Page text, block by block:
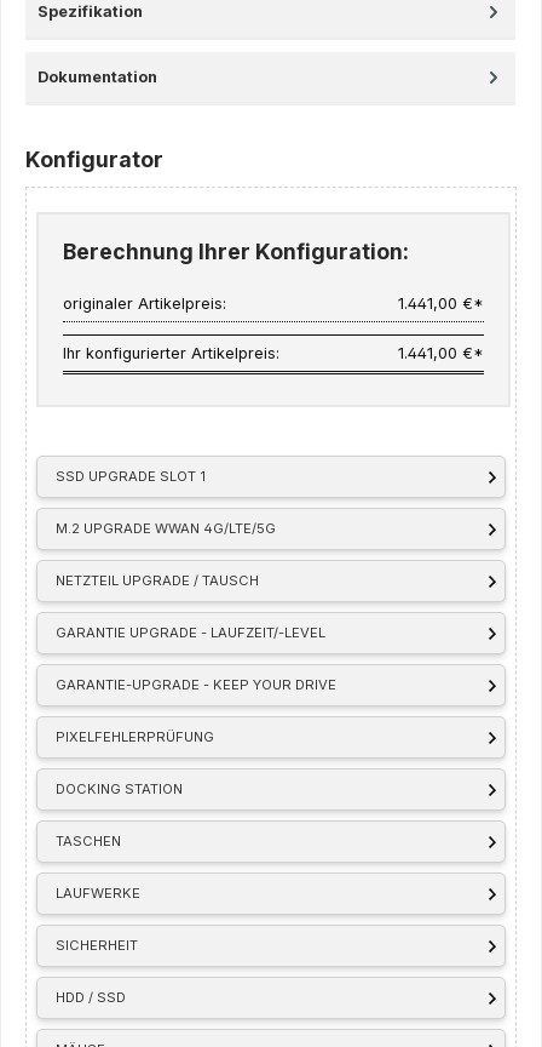
Spezifikation
Dokumentation
Konfigurator
SSD UPGRADE SLOT 1
M.2 UPGRADE WWAN 4G/LTE/5G
NETZTEIL UPGRADE / TAUSCH
GARANTIE UPGRADE - LAUFZEIT/-LEVEL
GARANTIE-UPGRADE - KEEP YOUR DRIVE
PIXELFEHLERPRÜFUNG
DOCKING STATION
TASCHEN
LAUFWERKE
SICHERHEIT
HDD / SSD
Berechnung Ihrer Konfiguration:
originaler Artikelpreis: 1.441,00 €*
Ihr konfigurierter Artikelpreis: 1.441,00 €*